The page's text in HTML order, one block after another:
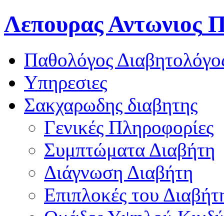
Λεπουρας Αντωνιος
Παθολόγος
Υπηρεσιες
Σακχαρωδης διαβητης
Γενικές Πληροφορίες
Συμπτώματα Διαβήτη
Διάγνωση Διαβήτη
Επιπλοκές του